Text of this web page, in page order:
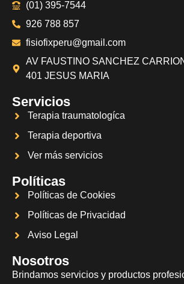
(01) 395-7544
926 788 857
fisiofixperu@gmail.com
AV FAUSTINO SANCHEZ
401 JESUS MARIA
Servicios
Terapia traumatologíca
Terapia deportiva
Ver más servicios
Políticas
Políticas de Cookies
Políticas de Privacidad
Aviso Legal
Nosotros
Brindamos servicios y productos